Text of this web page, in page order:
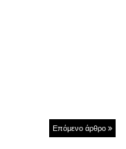
Επόμενο άρθρο